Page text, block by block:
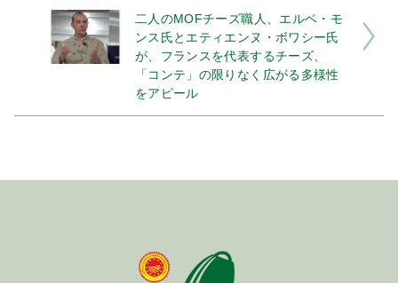
二人のMOFチーズ職人、エルベ・モ
ンス氏とエティエンヌ・ボワシー氏
が、フランスを代表するチーズ、
「コンテ」の限りなく広がる多様性
をアピール